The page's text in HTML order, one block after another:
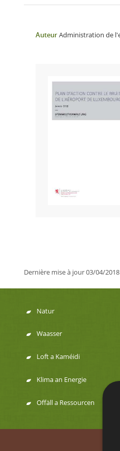
AuteurAdministration de
Dernière mise à jour03/04/2018
Menu
de
navigation
Natur
Waasser
Loft a Kaméidi
Klima an Energie
Offäll a Ressourcen